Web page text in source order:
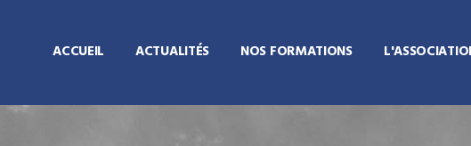
ACCUEIL ACTUALITÉS NOS FORMATIONS